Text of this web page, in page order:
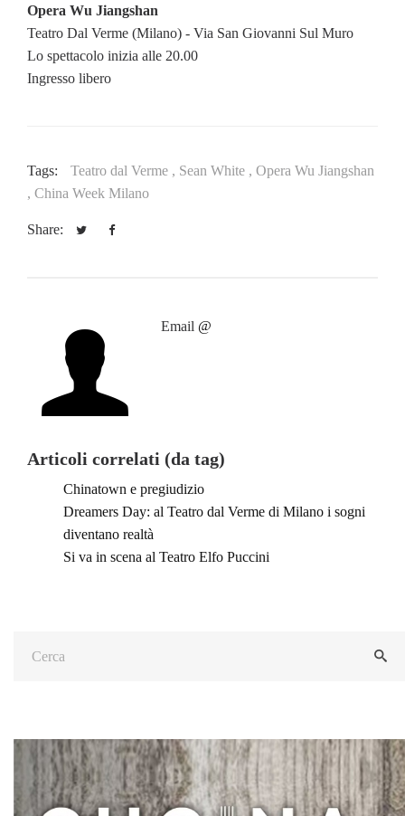
Opera Wu Jiangshan
Teatro Dal Verme (Milano) - Via San Giovanni Sul Muro
Lo spettacolo inizia alle 20.00
Ingresso libero
Tags: Teatro dal Verme , Sean White , Opera Wu Jiangshan
, China Week Milano
Share:
Email @
Articoli correlati (da tag)
Chinatown e pregiudizio
Dreamers Day: al Teatro dal Verme di Milano i sogni
diventano realtà
Si va in scena al Teatro Elfo Puccini